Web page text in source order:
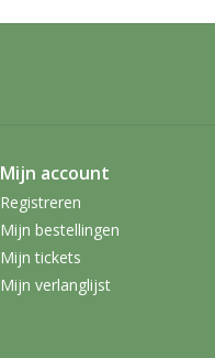
Mijn account
Registreren
Mijn bestellingen
Mijn tickets
Mijn verlanglijst